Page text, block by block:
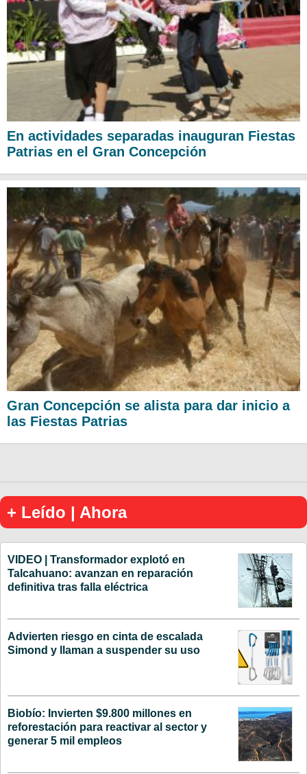
En actividades separadas inauguran Fiestas
Patrias en el Gran Concepción
Gran Concepción se alista para dar inicio a
las Fiestas Patrias
+ Leído | Ahora
VIDEO | Transformador explotó en
Talcahuano: avanzan en reparación
definitiva tras falla eléctrica
Advierten riesgo en cinta de escalada
Simond y llaman a suspender su uso
Biobío: Invierten $9.800 millones en
reforestación para reactivar al sector y
generar 5 mil empleos